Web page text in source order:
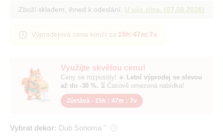
Využijte skvělou cenu!
Ceny se rozpustily! ☀️ Letní výprodej se slevou
až do -30 %. ⏳ Časově omezená nabídka!
Zůstává - 15h : 47m : 6v
Vybrat dekor: Dub Sonoma
Zboží skladem, ihned k odeslání. U vás zítra. (07.08.2026)
Výprodejová cena končí za 15h:47m:6v